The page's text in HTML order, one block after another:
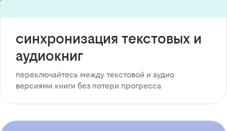
синхронизация текстовых и
аудиокниг
переключайтесь между текстовой и аудио
версиями книги без потери прогресса